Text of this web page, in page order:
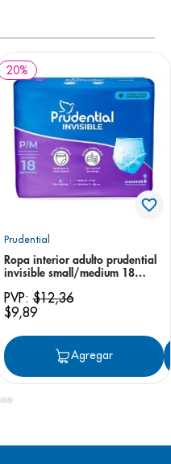
Agregar
20%
Prudential
Ropa interior adulto prudential
invisible small/medium 18
PVP:$12,36
$9,89
Agregar